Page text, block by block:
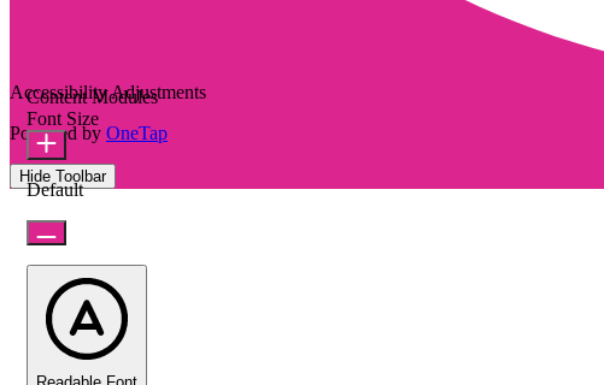
Accessibility Adjustments
Powered by OneTap
Hide Toolbar
Content Modules
Font Size
Default